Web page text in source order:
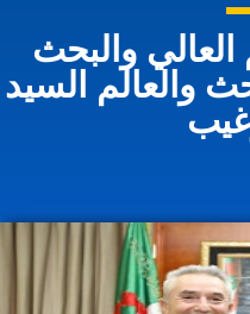
العالي والبحث
والعالم السيد